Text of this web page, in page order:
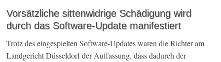
Vorsätzliche sittenwidrige Schädigung wird
durch das Software-Update manifestiert
Trotz des eingespielten Software-Updates waren die Richter am
Landgericht Düsseldorf der Auffassung, dass dadurch der